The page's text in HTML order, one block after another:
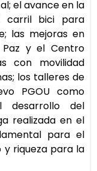
el avance en la
carril bici para
las mejoras en
y el Centro
con movilidad
los talleres de
PGOU como
desarrollo del
realizada en el
para el
riqueza para la